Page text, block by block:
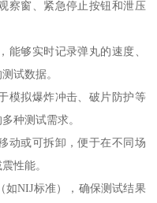
察窗、紧急停止按钮和泄压
能够实时记录弹丸的速度、
试数据。
模拟爆炸冲击、破片防护等
种测试需求。
动或可拆卸，便于在不同场
性能。
如NIJ标准），确保测试结果